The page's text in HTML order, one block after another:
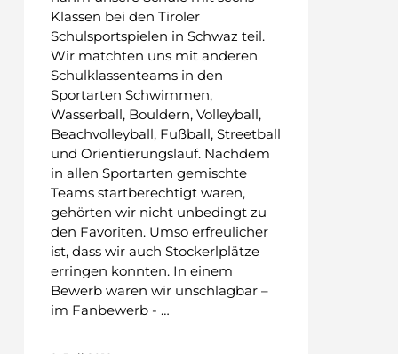
Klassen bei den Tiroler
Schulsportspielen in Schwaz teil.
Wir matchten uns mit anderen
Schulklassenteams in den
Sportarten Schwimmen,
Wasserball, Bouldern, Volleyball,
Beachvolleyball, Fußball, Streetball
und Orientierungslauf. Nachdem
in allen Sportarten gemischte
Teams startberechtigt waren,
gehörten wir nicht unbedingt zu
den Favoriten. Umso erfreulicher
ist, dass wir auch Stockerlplätze
erringen konnten. In einem
Bewerb waren wir unschlagbar –
im Fanbewerb - …